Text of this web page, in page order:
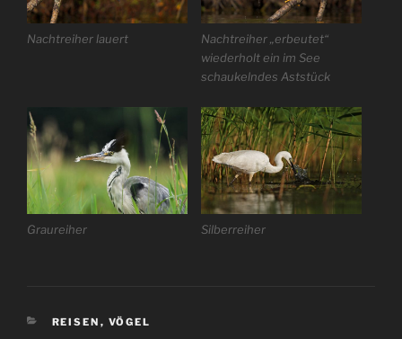
Nachtreiher lauert
Nachtreiher „erbeutet“
wiederholt ein im See
schaukelndes Aststück
Graureiher Silberreiher
KATEGORIEN
REISEN , VÖGEL